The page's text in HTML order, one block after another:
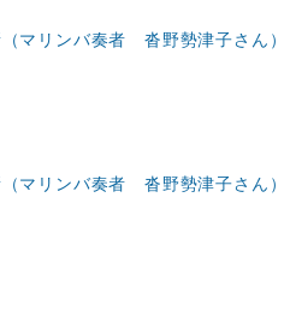
マリンバ奏者 沓野勢津子さん）
マリンバ奏者 沓野勢津子さん）